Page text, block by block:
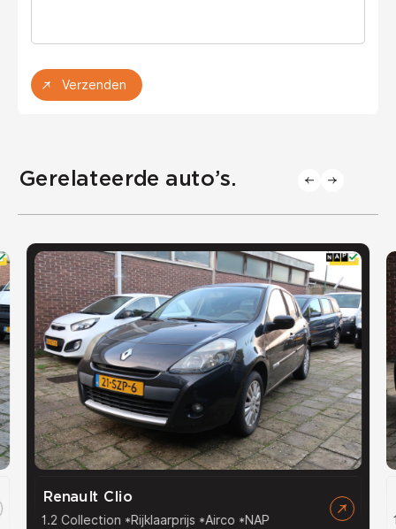
Verzenden
Gerelateerde auto’s.
Renault Clio
1.2 Collection *Rijklaarprijs *Airco *NAP